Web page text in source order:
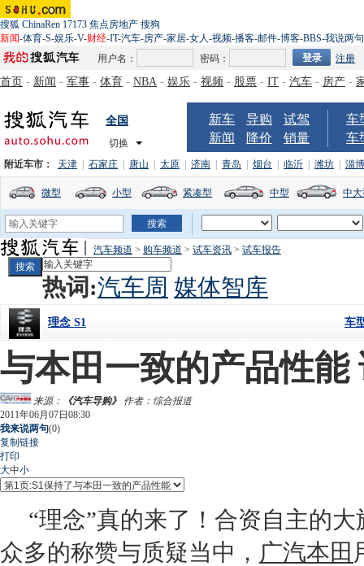
搜狐 ChinaRen 17173 焦点房地产 搜狗
新闻-体育-S-娱乐-V-财经-IT-汽车-房产-家居-女人-视频-播客-邮件-博客-BBS-我说两句
用户名：
密码： 注册
首页 - 新闻 - 军事 - 体育 - NBA - 娱乐 - 视频 - 股票 - IT - 汽车 - 房产 -
全国
切换
新车 导购
试驾
新闻
降价 销量
车
车
附近车市： 天津 石家庄 唐山 太原 济南 青岛 烟台 临沂 潍坊 淄博
微型 小型 紧凑型 中型 中
汽车频道 > 购车频道 > 试车资讯 > 试车报告
热词:汽车周 媒体智库
车
理念 S1
与本田一致的产品性能
来源： 《汽车导购》
作者：综合报道
2011年06月07日08:30
我来说两句(0)
复制链接
打印
大中小
“理念”真的来了！合资自主的大
众多的称赞与质疑当中， 广汽本田